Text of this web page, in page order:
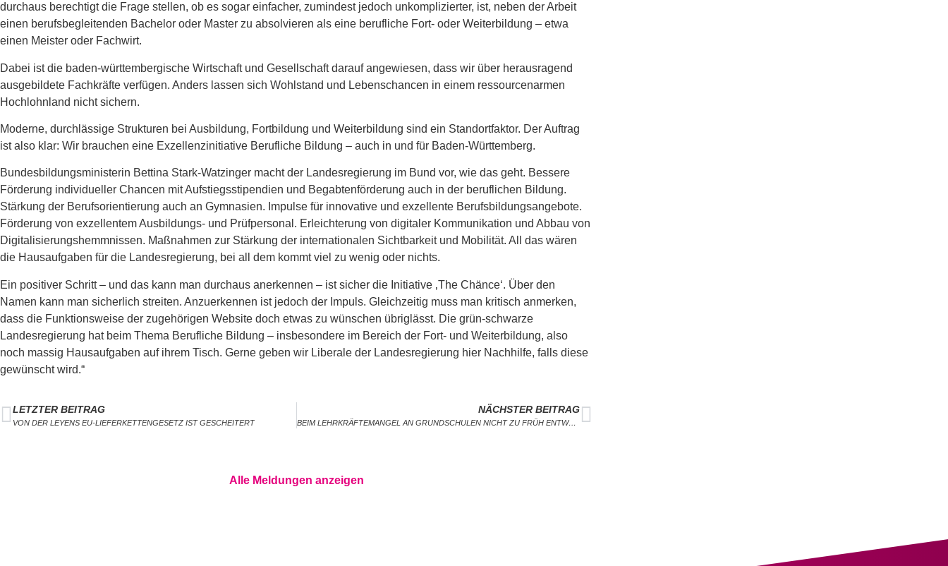
durchaus berechtigt die Frage stellen, ob es sogar einfacher, zumindest jedoch unkomplizierter, ist, neben der Arbeit
einen berufsbegleitenden Bachelor oder Master zu absolvieren als eine berufliche Fort- oder Weiterbildung – etwa
einen Meister oder Fachwirt.
Dabei ist die baden-württembergische Wirtschaft und Gesellschaft darauf angewiesen, dass wir über herausragend
ausgebildete Fachkräfte verfügen. Anders lassen sich Wohlstand und Lebenschancen in einem ressourcenarmen
Hochlohnland nicht sichern.
Moderne, durchlässige Strukturen bei Ausbildung, Fortbildung und Weiterbildung sind ein Standortfaktor. Der Auftrag
ist also klar: Wir brauchen eine Exzellenzinitiative Berufliche Bildung – auch in und für Baden-Württemberg.
Bundesbildungsministerin Bettina Stark-Watzinger macht der Landesregierung im Bund vor, wie das geht. Bessere
Förderung individueller Chancen mit Aufstiegsstipendien und Begabtenförderung auch in der beruflichen Bildung.
Stärkung der Berufsorientierung auch an Gymnasien. Impulse für innovative und exzellente Berufsbildungsangebote.
Förderung von exzellentem Ausbildungs- und Prüfpersonal. Erleichterung von digitaler Kommunikation und Abbau von
Digitalisierungshemmnissen. Maßnahmen zur Stärkung der internationalen Sichtbarkeit und Mobilität. All das wären
die Hausaufgaben für die Landesregierung, bei all dem kommt viel zu wenig oder nichts.
Ein positiver Schritt – und das kann man durchaus anerkennen – ist sicher die Initiative ‚The Chänce‘. Über den
Namen kann man sicherlich streiten. Anzuerkennen ist jedoch der Impuls. Gleichzeitig muss man kritisch anmerken,
dass die Funktionsweise der zugehörigen Website doch etwas zu wünschen übriglässt. Die grün-schwarze
Landesregierung hat beim Thema Berufliche Bildung – insbesondere im Bereich der Fort- und Weiterbildung, also
noch massig Hausaufgaben auf ihrem Tisch. Gerne geben wir Liberale der Landesregierung hier Nachhilfe, falls diese
gewünscht wird.“
LETZTER BEITRAG
VON DER LEYENS EU-LIEFERKETTENGESETZ IST GESCHEITERT
NÄCHSTER BEITRAG
BEIM LEHRKRÄFTEMANGEL AN GRUNDSCHULEN NICHT ZU FRÜH ENTWARNUNG GEBEN
Alle Meldungen anzeigen